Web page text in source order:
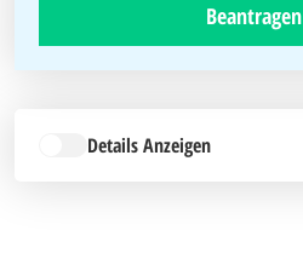
Beantragen
Details Anzeigen